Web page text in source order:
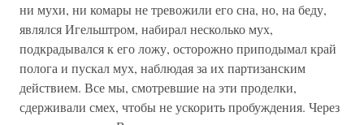
ни мухи, ни комары не тревожили его сна, но, на беду,
являлся Игельштром, набирал несколько мух,
подкрадывался к его ложу, осторожно приподымал край
полога и пускал мух, наблюдая за их партизанским
действием. Все мы, смотревшие на эти проделки,
сдерживали смех, чтобы не ускорить пробуждения. Через